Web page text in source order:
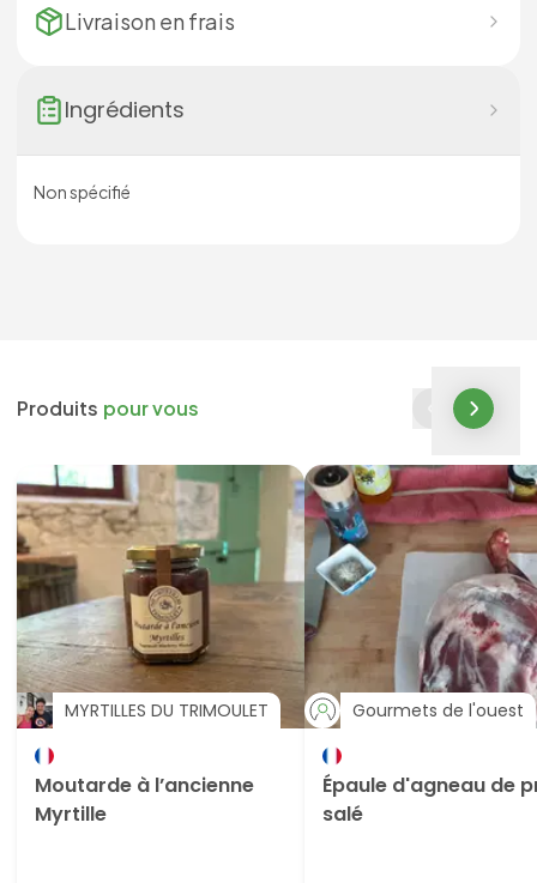
Livraison en frais
Ingrédients
Non spécifié
Produits pour vous
MYRTILLES DU TRIMOULET
Moutarde à l’ancienne
Myrtille
Gourmets de l'ouest
Épaule d'agneau de
salé